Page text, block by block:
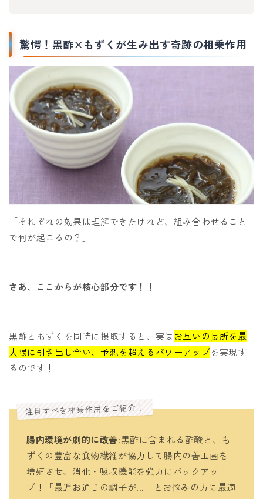
驚愕！黒酢×もずくが生み出す奇跡の相乗作用
「それぞれの効果は理解できたけれど、組み合わせること
で何が起こるの？」
さあ、ここからが核心部分です！！
黒酢ともずくを同時に摂取すると、実はお互いの長所を最
大限に引き出し合い、予想を超えるパワーアップを実現す
るのです！
注目すべき相乗作用をご紹介！
腸内環境が劇的に改善:黒酢に含まれる酢酸と、も
ずくの豊富な食物繊維が協力して腸内の善玉菌を
増殖させ、消化・吸収機能を強力にバックアッ
プ！「最近お通じの調子が...」とお悩みの方に最適